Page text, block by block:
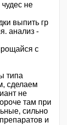
не
выпить гр
анализ -
с
типа
сделаем
не
там при
сильно
и